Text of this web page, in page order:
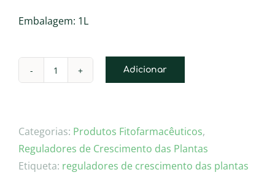
Embalagem: 1L
Quantidade
Adicionar
Categorias: Produtos Fitofarmacêuticos,
Reguladores de Crescimento das Plantas
Etiqueta: reguladores de crescimento das plantas